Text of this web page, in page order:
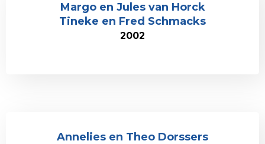
Margo en Jules van Horck
Tineke en Fred Schmacks
2002
Annelies en Theo Dorssers